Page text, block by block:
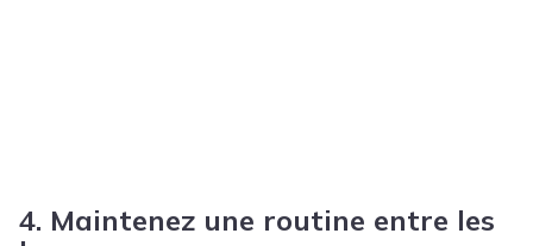
4. Maintenez une routine entre les